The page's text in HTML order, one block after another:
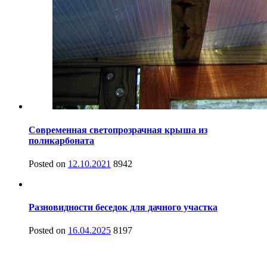
Современная светопрозрачная крыша из
поликарбоната
Posted on 12.10.2021 8942
Разновидности беседок для дачного участка
Posted on 16.04.2025 8197